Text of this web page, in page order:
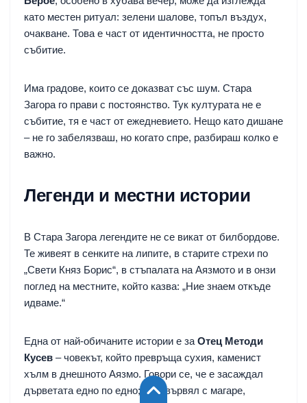
като местен ритуал: зелени шалове, топъл въздух,
очакване. Това е част от идентичността, не просто
събитие.
Има градове, които се доказват със шум. Стара
Загора го прави с постоянство. Тук културата не е
събитие, тя е част от ежедневието. Нещо като дишане
– не го забелязваш, но когато спре, разбираш колко е
важно.
Легенди и местни истории
В Стара Загора легендите не се викат от билбордове.
Те живеят в сенките на липите, в старите стрехи по
„Свети Княз Борис“, в стъпалата на Аязмото и в онзи
поглед на местните, който казва: „Ние знаем откъде
идваме.“
Една от най-обичаните истории е за Отец Методи
Кусев – човекът, който превръща сухия, каменист
хълм в днешното Аязмо. Говори се, че е засаждал
дърветата едно по едно; че е вървял с магаре,